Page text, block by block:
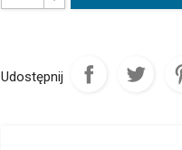
Udostępnij